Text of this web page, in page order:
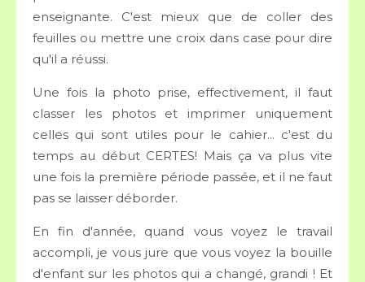
enseignante. C'est mieux que de coller des
feuilles ou mettre une croix dans case pour dire
qu'il a réussi.
Une fois la photo prise, effectivement, il faut
classer les photos et imprimer uniquement
celles qui sont utiles pour le cahier... c'est du
temps au début CERTES! Mais ça va plus vite
une fois la première période passée, et il ne faut
pas se laisser déborder.
En fin d'année, quand vous voyez le travail
accompli, je vous jure que vous voyez la bouille
d'enfant sur les photos qui a changé, grandi ! Et